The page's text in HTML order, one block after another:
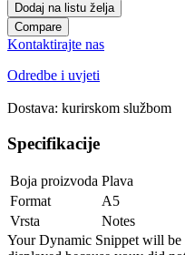
Dodaj na listu želja
Compare
Kontaktirajte nas
Odredbe i uvjeti
Dostava: kurirskom službom
Specifikacije
Boja proizvoda Plava
Format
A5
Vrsta
Notes
Your Dynamic Snippet will be